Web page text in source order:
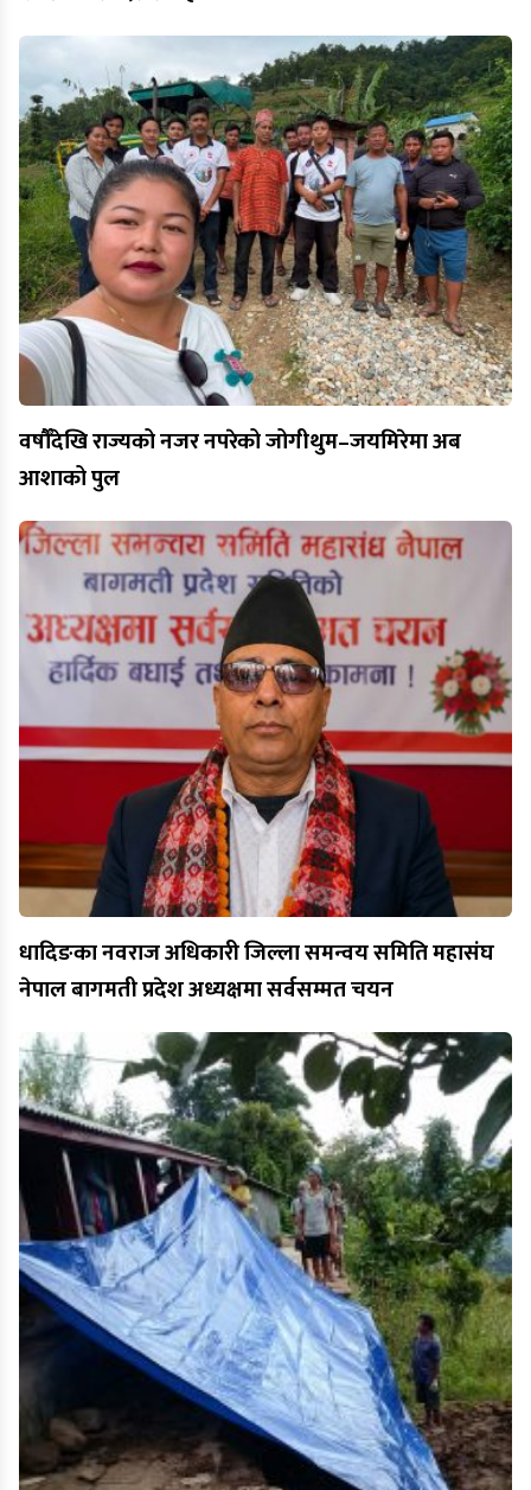
वर्षौँदेखि राज्यको नजर नपरेको जोगीथुम–जयमिरेमा अब
आशाको पुल
धादिङका नवराज अधिकारी जिल्ला समन्वय समिति महासंघ
नेपाल बागमती प्रदेश अध्यक्षमा सर्वसम्मत चयन